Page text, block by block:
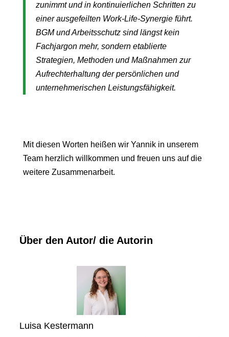
zunimmt und in kontinuierlichen Schritten zu
einer ausgefeilten Work-Life-Synergie führt.
BGM und Arbeitsschutz sind längst kein
Fachjargon mehr, sondern etablierte
Strategien, Methoden und Maßnahmen zur
Aufrechterhaltung der persönlichen und
unternehmerischen Leistungsfähigkeit.
Mit diesen Worten heißen wir Yannik in unserem
Team herzlich willkommen und freuen uns auf die
weitere Zusammenarbeit.
Über den Autor/ die Autorin
Luisa Kestermann